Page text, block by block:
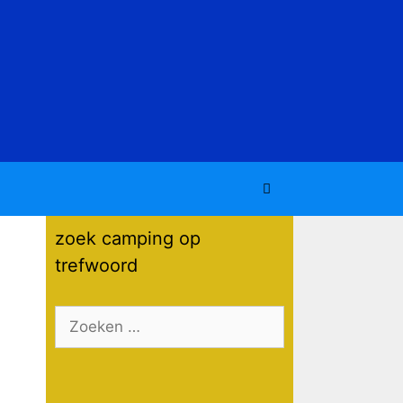
zoek camping op
trefwoord
Zoek